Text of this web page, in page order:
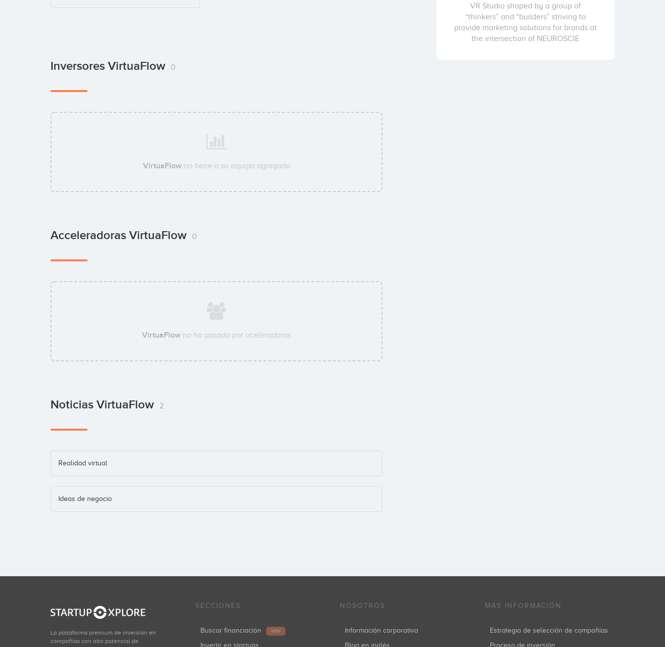
Inversores VirtuaFlow 0
VirtuaFlowno tiene a su equipo agregado
Acceleradoras VirtuaFlow 0
VirtuaFlow no ha pasado por aceleradoras
Noticias VirtuaFlow 2
Realidad virtual
Ideas de negocio
VR Studio shaped by a group of
“thinkers” and “builders” striving to
provide marketing solutions for brands at
the intersection of NEUROSCIE
La plataforma premium de inversión en
compañías con alto potencial de
SECCIONES
Buscar financiación NEW
Invertir en startups
NOSOTROS
Información corporativa
Blog en inglés
MÁS INFORMACIÓN
Estrategia de selección de compañías
Proceso de inversión